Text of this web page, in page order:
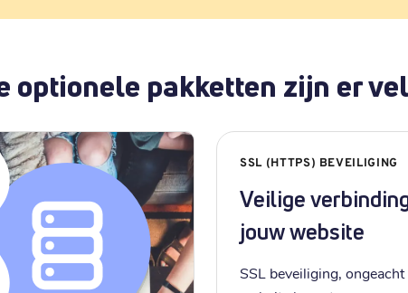
optionele pakketten zijn er
SSL (HTTPS) BEVEILIGING
Veilige
jouw website
SSL beveiliging, ongeacht